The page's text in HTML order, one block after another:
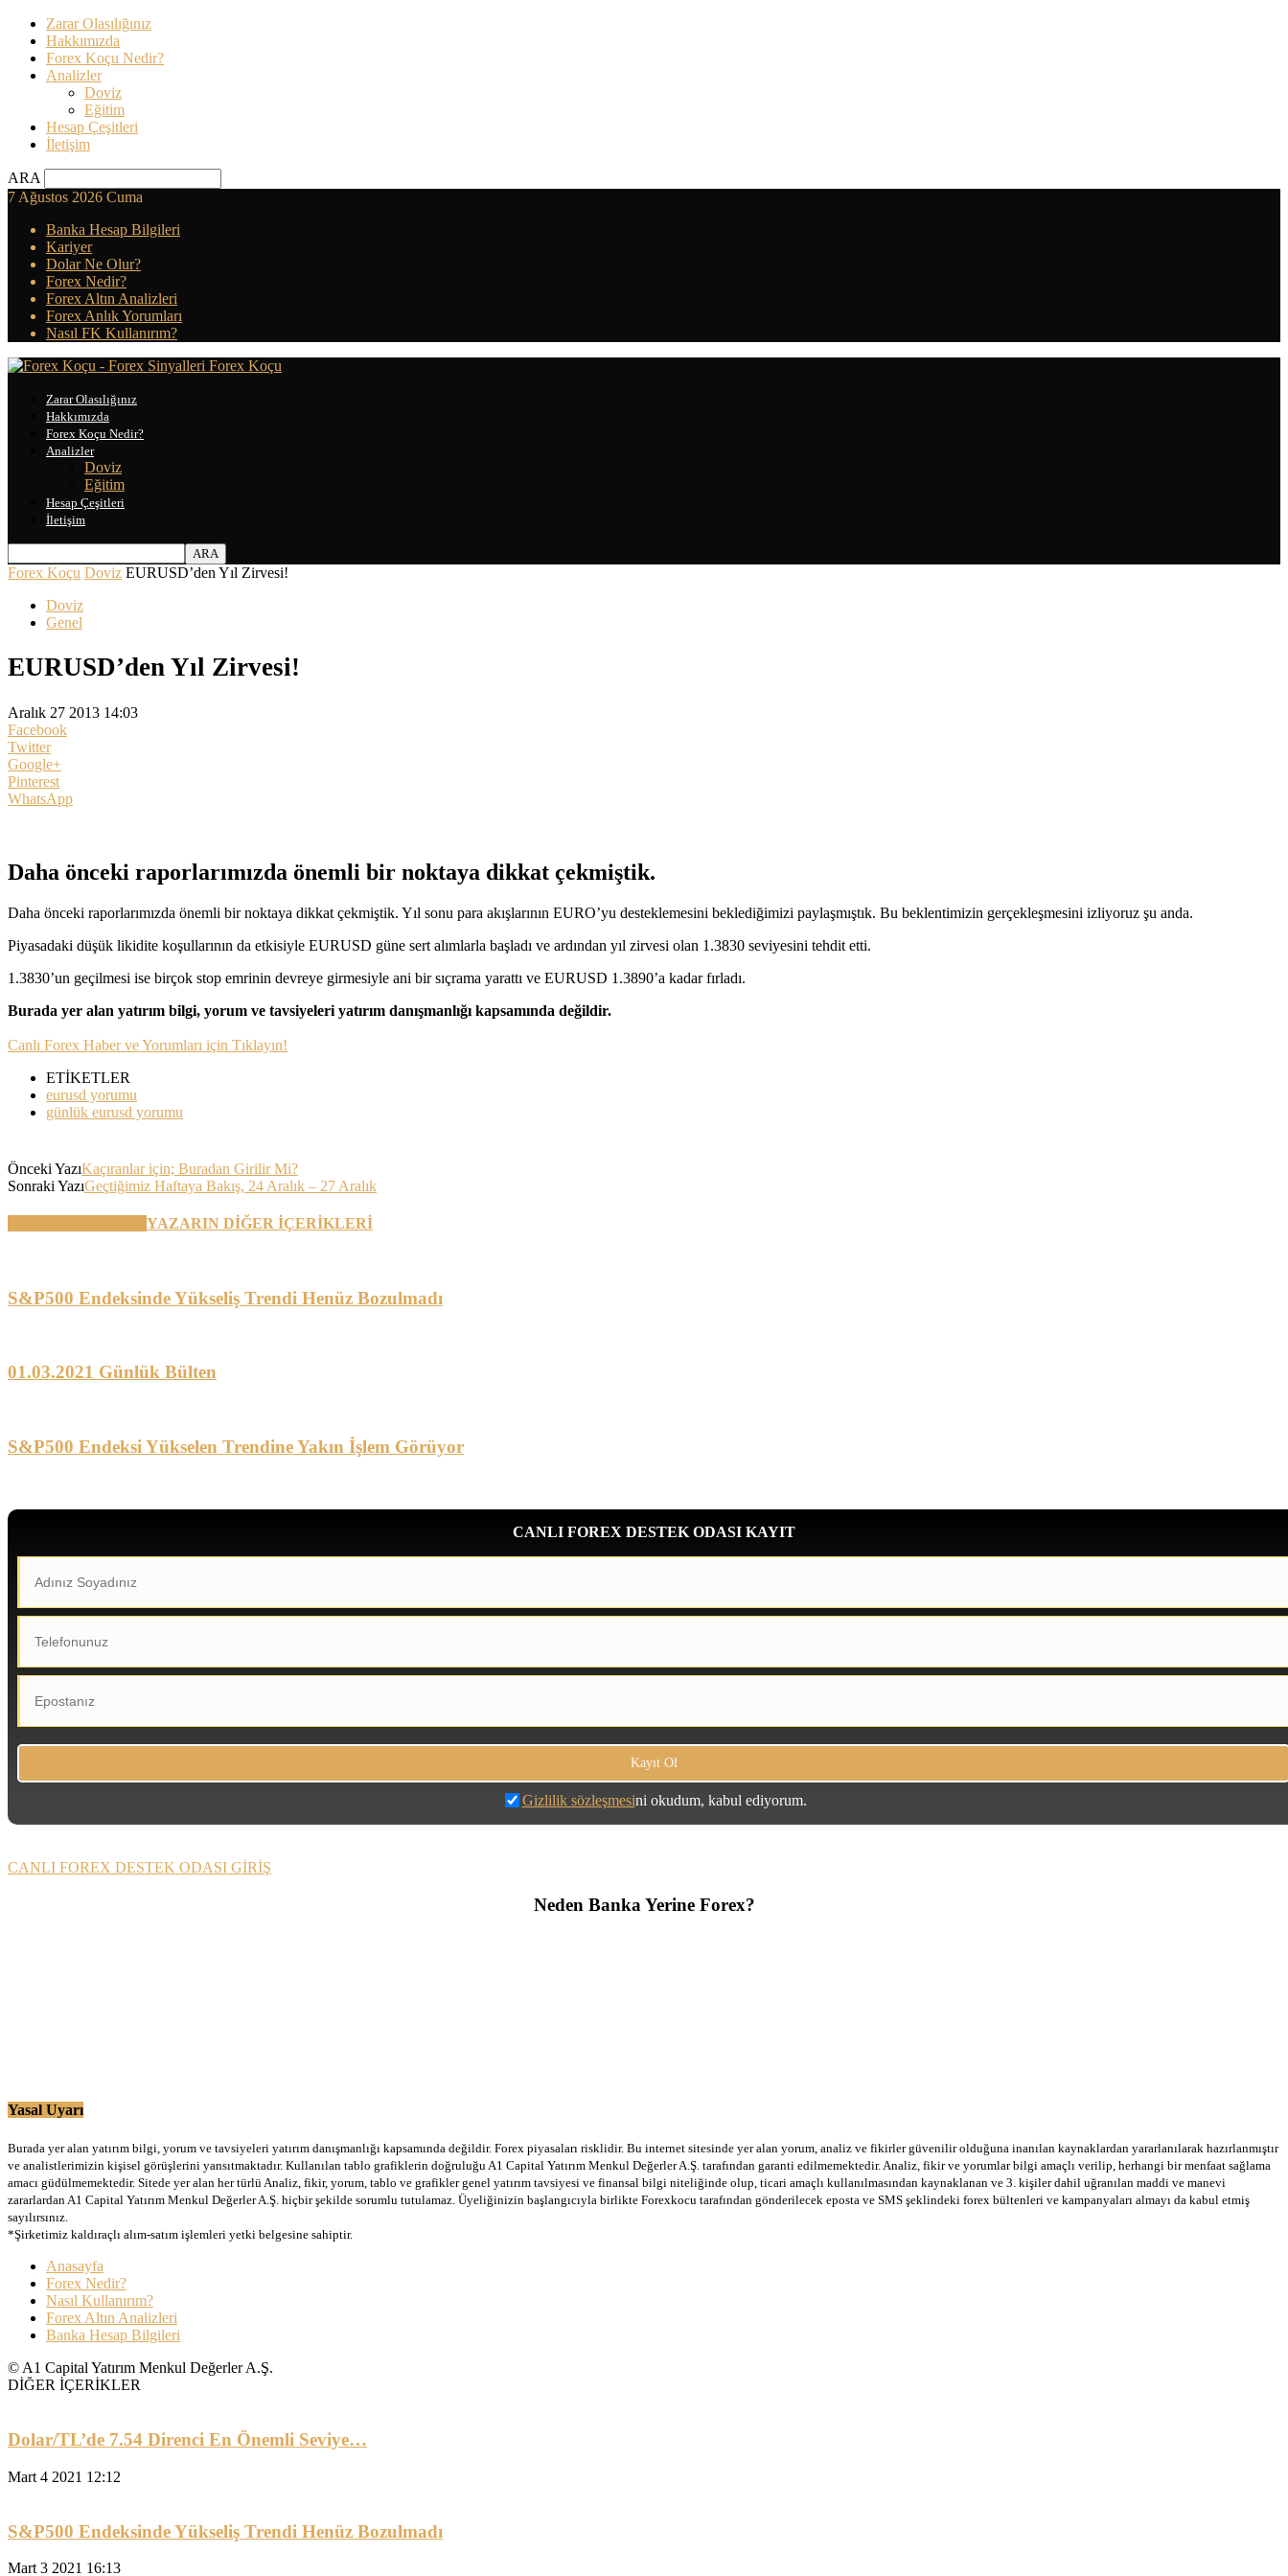
Zarar Olasılığınız
Hakkımızda
Forex Koçu Nedir?
Analizler
Doviz
Eğitim
Hesap Çeşitleri
İletişim
ARA
7 Ağustos 2026 Cuma
Banka Hesap Bilgileri
Kariyer
Dolar Ne Olur?
Forex Nedir?
Forex Altın Analizleri
Forex Anlık Yorumları
Nasıl FK Kullanırım?
Forex Koçu
Zarar Olasılığınız
Hakkımızda
Forex Koçu Nedir?
Analizler
Doviz
Eğitim
Hesap Çeşitleri
İletişim
Forex Koçu Doviz EURUSD’den Yıl Zirvesi!
Doviz
Genel
EURUSD’den Yıl Zirvesi!
Aralık 27 2013 14:03
Facebook
Twitter
Google+
Pinterest
WhatsApp
Daha önceki raporlarımızda önemli bir noktaya dikkat çekmiştik.
Daha önceki raporlarımızda önemli bir noktaya dikkat çekmiştik. Yıl sonu para akışlarının EURO’yu desteklemesini beklediğimizi paylaşmıştık. Bu beklentimizin gerçekleşmesini izliyoruz şu anda.
Piyasadaki düşük likidite koşullarının da etkisiyle EURUSD güne sert alımlarla başladı ve ardından yıl zirvesi olan 1.3830 seviyesini tehdit etti.
1.3830’un geçilmesi ise birçok stop emrinin devreye girmesiyle ani bir sıçrama yarattı ve EURUSD 1.3890’a kadar fırladı.
Burada yer alan yatırım bilgi, yorum ve tavsiyeleri yatırım danışmanlığı kapsamında değildir.
Canlı Forex Haber ve Yorumları için Tıklayın!
ETİKETLER
eurusd yorumu
günlük eurusd yorumu
Önceki YazıKaçıranlar için; Buradan Girilir Mi?
Sonraki YazıGeçtiğimiz Haftaya Bakış, 24 Aralık – 27 Aralık
YAZARIN DİĞER İÇERİKLERİ
S&P500 Endeksinde Yükseliş Trendi Henüz Bozulmadı
01.03.2021 Günlük Bülten
S&P500 Endeksi Yükselen Trendine Yakın İşlem Görüyor
CANLI FOREX DESTEK ODASI KAYIT
Gizlilik sözleşmesini okudum, kabul ediyorum.
CANLI FOREX DESTEK ODASI GİRİŞ
Neden Banka Yerine Forex?
Yasal Uyarı
Burada yer alan yatırım bilgi, yorum ve tavsiyeleri yatırım danışmanlığı kapsamında değildir. Forex piyasaları risklidir. Bu internet sitesinde yer alan yorum, analiz ve fikirler güvenilir olduğuna inanılan kaynaklardan yararlanılarak hazırlanmıştır
ve analistlerimizin kişisel görüşlerini yansıtmaktadır. Kullanılan tablo grafiklerin doğruluğu A1 Capital Yatırım Menkul Değerler A.Ş. tarafından garanti edilmemektedir. Analiz, fikir ve yorumlar bilgi amaçlı verilip, herhangi bir menfaat sağlama
amacı güdülmemektedir. Sitede yer alan her türlü Analiz, fikir, yorum, tablo ve grafikler genel yatırım tavsiyesi ve finansal bilgi niteliğinde olup, ticari amaçlı kullanılmasından kaynaklanan ve 3. kişiler dahil uğranılan maddi ve manevi
zararlardan A1 Capital Yatırım Menkul Değerler A.Ş. hiçbir şekilde sorumlu tutulamaz. Üyeliğinizin başlangıcıyla birlikte Forexkocu tarafından gönderilecek eposta ve SMS şeklindeki forex bültenleri ve kampanyaları almayı da kabul etmiş
sayılırsınız.
*Şirketimiz kaldıraçlı alım-satım işlemleri yetki belgesine sahiptir.
Anasayfa
Forex Nedir?
Nasıl Kullanırım?
Forex Altın Analizleri
Banka Hesap Bilgileri
© A1 Capital Yatırım Menkul Değerler A.Ş.
DİĞER İÇERİKLER
Dolar/TL’de 7.54 Direnci En Önemli Seviye…
Mart 4 2021 12:12
S&P500 Endeksinde Yükseliş Trendi Henüz Bozulmadı
Mart 3 2021 16:13